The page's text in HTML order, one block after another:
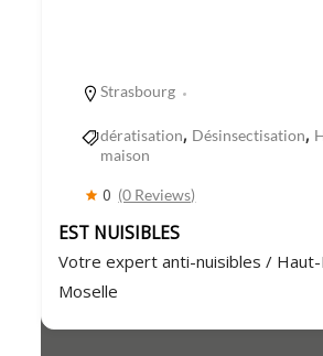
Strasbourg
dératisation, Désinsectisation,
maison
0 (0 Reviews)
EST NUISIBLES
Votre expert anti-nuisibles / Haut-
Moselle